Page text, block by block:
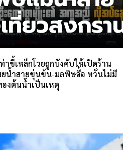
ขี้เหล็กโวยถูกบังคับให้เปิดร้าน
ยน้ำสายขุ่นข้น-มลพิษอื้อ หวั่นไม่มี
องต้นน้ำเป็นเหตุ